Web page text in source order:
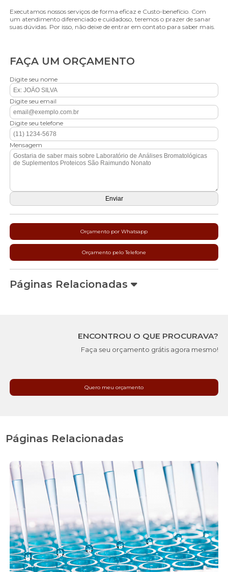
Executamos nossos serviços de forma eficaz e Custo-benefício. Com
um atendimento diferenciado e cuidadoso, teremos o prazer de sanar
suas dúvidas. Por isso, não deixe de entrar em contato para saber mais.
FAÇA UM ORÇAMENTO
Digite seu nome
Digite seu email
Digite seu telefone
Mensagem
Orçamento por Whatsapp
Orçamento pelo Telefone
Páginas Relacionadas
ENCONTROU O QUE PROCURAVA?
Faça seu orçamento grátis agora mesmo!
Quero meu orçamento
Páginas Relacionadas